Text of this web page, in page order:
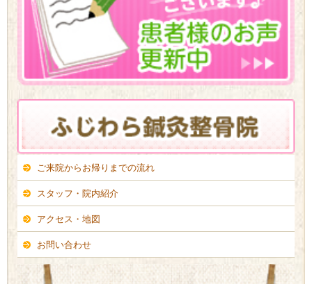
ご来院からお帰りまでの流れ
スタッフ・院内紹介
アクセス・地図
お問い合わせ